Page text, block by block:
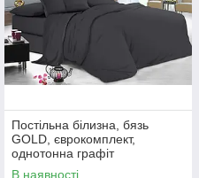
Постільна білизна, бязь
GOLD, єврокомплект,
однотонна графіт
В наявності